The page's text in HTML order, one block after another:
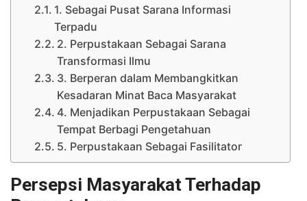
1. Sebagai Pusat Sarana Informasi
Terpadu
2. Perpustakaan Sebagai Sarana
Transformasi Ilmu
3. Berperan dalam Membangkitkan
Kesadaran Minat Baca Masyarakat
4. Menjadikan Perpustakaan Sebagai
Tempat Berbagi Pengetahuan
5. Perpustakaan Sebagai Fasilitator
Persepsi Masyarakat Terhadap